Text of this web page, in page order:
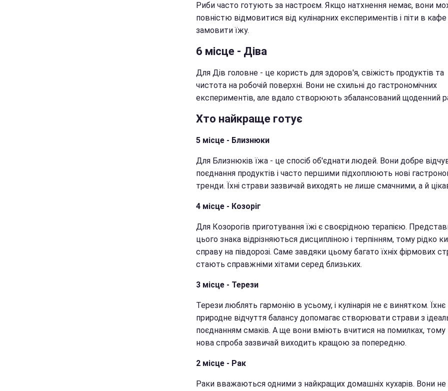
Риби часто готують за настроєм. Якщо натхнення немає, вони
повністю відмовитися від кулінарних експериментів і піти в
замовити їжу.
6 місце - Діва
Для Дів головне - це користь для здоров'я, свіжість продуктів та
чистота на робочій поверхні. Вони не схильні до гастрономічних
експериментів, але вдало створюють збалансований щоденний
Хто найкраще готує
5 місце - Близнюки
Для Близнюків їжа - це спосіб об'єднати людей. Вони добре
поєднання продуктів і часто першими підхоплюють нові
тренди. Їхні страви зазвичай виходять не лише смачними, а й
4 місце - Козоріг
Для Козорогів приготування їжі є своєрідною терапією.
цього знака відрізняються дисципліною і терпінням, тому рідко
справу на півдорозі. Саме завдяки цьому багато їхніх фірмових
стають справжніми хітами серед близьких.
3 місце - Терези
Терези люблять гармонію в усьому, і кулінарія не є винятком. Їхнє
природне відчуття балансу допомагає створювати страви з
поєднанням смаків. А ще вони вміють вчитися на помилках,
нова спроба зазвичай виходить кращою за попередню.
2 місце - Рак
Раки вважаються одними з найкращих домашніх кухарів. Вони не